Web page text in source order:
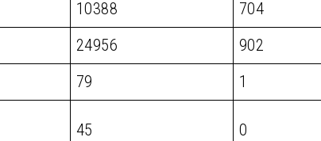
10388 704
24956 902
79 1
45 0